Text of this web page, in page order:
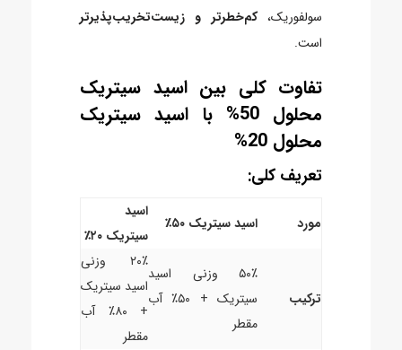
سولفوریک،کم‌خطرتر و زیست‌تخریب‌پذیرتر
است.
تفاوت کلی بین اسید سیتریک
محلول 50% با اسید سیتریک
محلول 20%
تعریف کلی:
مورد اسید سیتریک ۵۰٪
اسید
سیتریک ۲۰٪
ترکیب
۵۰٪ وزنی اسید
سیتریک + ۵۰٪ آب
مقطر
۲۰٪ وزنی
اسید سیتریک
+ ۸۰٪ آب
مقطر